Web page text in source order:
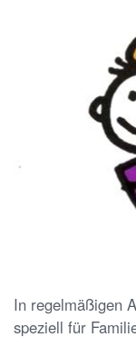
In regelmäßigen
speziell für